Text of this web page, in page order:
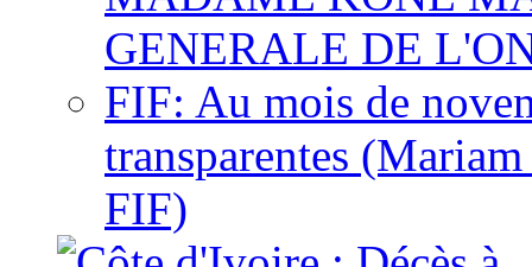
GENERALE DE
FIF: Au mois de
transparentes
FIF)